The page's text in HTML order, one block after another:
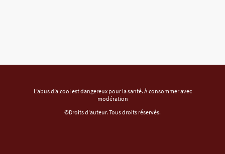
L’abus d’alcool est dangereux pour la santé. À consommer avec
modération
©Droits d'auteur. Tous droits réservés.